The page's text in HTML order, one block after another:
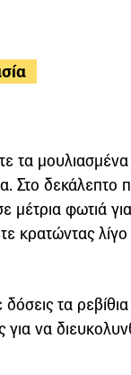
τα
Στο δεκάλεπτο
μέτρια φωτιά
κρατώντας
τα
να